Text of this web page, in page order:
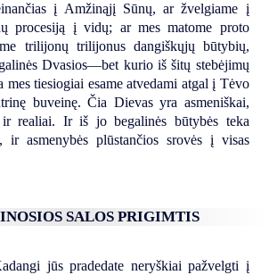
į Amžinąjį Sūnų, ar žvelgiame į
procesiją į vidų; ar mes matome proto
trilijonų trilijonus dangiškųjų būtybių,
Dvasios—bet kurio iš šitų stebėjimų
mes tiesiogiai esame atvedami atgal į Tėvo
buveinę. Čia Dievas yra asmeniškai,
ir realiai. Ir iš jo begalinės būtybės teka
ir asmenybės plūstančios srovės į visas
SALOS PRIGIMTIS
jūs pradedate neryškiai pažvelgti į